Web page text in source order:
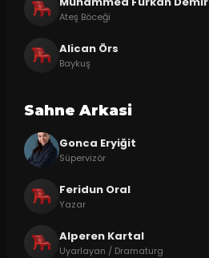
Ateş Böceği
Alican Örs
Baykuş
Sahne Arkasi
Gonca Eryiğit
Süpervizör
Feridun Oral
Yazar
Alperen Kartal
Uyarlayan / Dramaturg